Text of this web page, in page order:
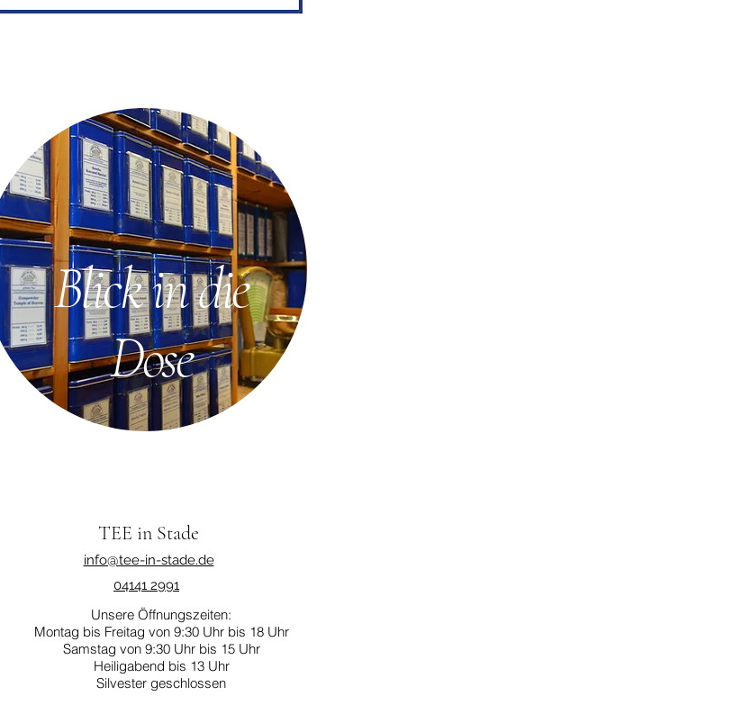
Blick in die
Dose
TEE in Stade
info@tee-in-stade.de
04141 2991
Unsere Öffnungszeiten:
Montag bis Freitag von 9:30 Uhr bis 18 Uhr
Samstag von 9:30 Uhr bis 15 Uhr
Heiligabend bis 13 Uhr
Silvester geschlossen